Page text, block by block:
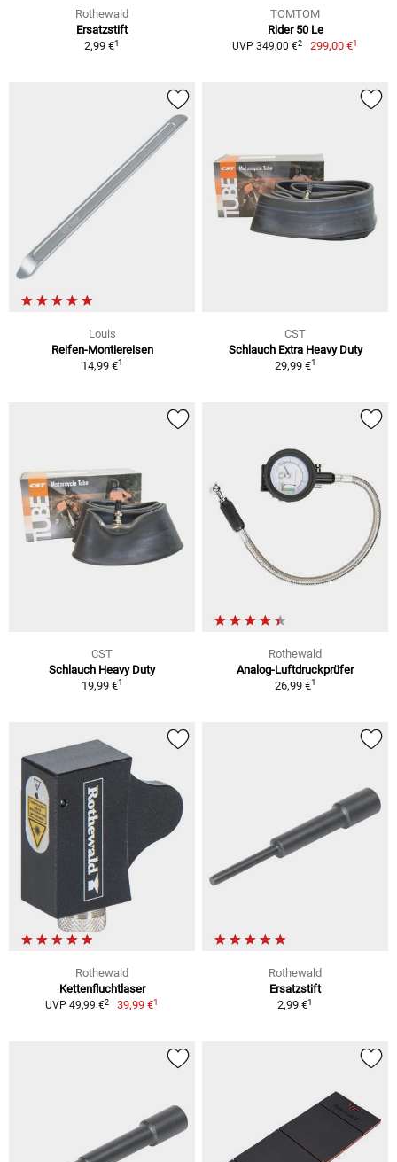
Rothewald
Ersatzstift
2,99 €1
TOMTOM
Rider 50 Le
UVP 349,00 €2 299,00 €1
Louis
Reifen-Montiereisen
14,99 €1
CST
Schlauch Extra Heavy Duty
29,99 €1
CST
Schlauch Heavy Duty
19,99 €1
Rothewald
Analog-Luftdruckprüfer
26,99 €1
Rothewald
Kettenfluchtlaser
UVP 49,99 €2 39,99 €1
Rothewald
Ersatzstift
2,99 €1